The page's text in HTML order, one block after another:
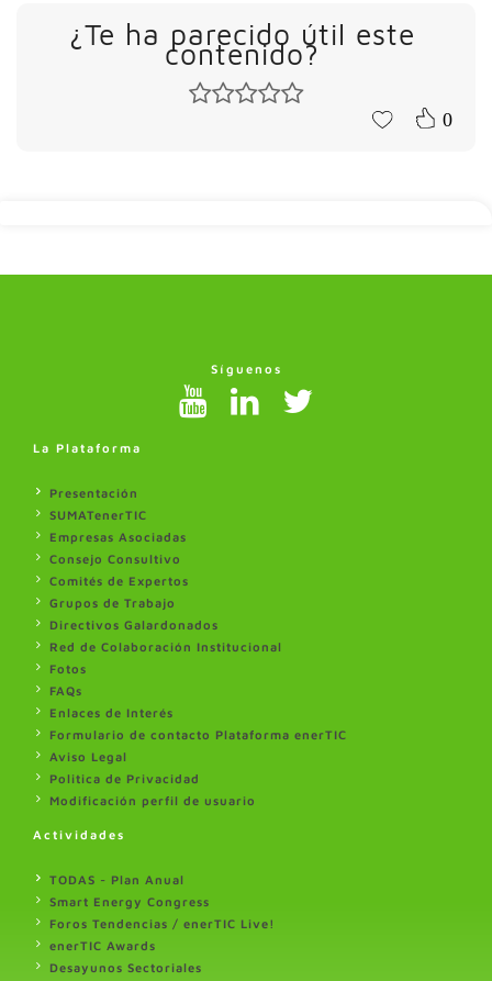
¿Te ha parecido útil este
contenido?
0
Síguenos
La Plataforma
Presentación
SUMATenerTIC
Empresas Asociadas
Consejo Consultivo
Comités de Expertos
Grupos de Trabajo
Directivos Galardonados
Red de Colaboración Institucional
Fotos
FAQs
Enlaces de Interés
Formulario de contacto Plataforma enerTIC
Aviso Legal
Politica de Privacidad
Modificación perfil de usuario
Actividades
TODAS - Plan Anual
Smart Energy Congress
Foros Tendencias / enerTIC Live!
enerTIC Awards
Desayunos Sectoriales